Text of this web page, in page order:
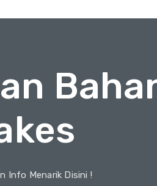
Info Menarik Disini !